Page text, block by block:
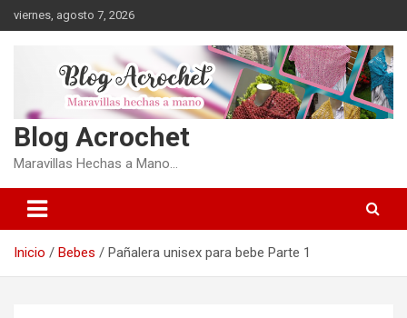
Saltar
al
viernes, agosto 7, 2026
Blog Acrochet
Maravillas Hechas a Mano…
Inicio Bebes Pañalera unisex para bebe Parte 1